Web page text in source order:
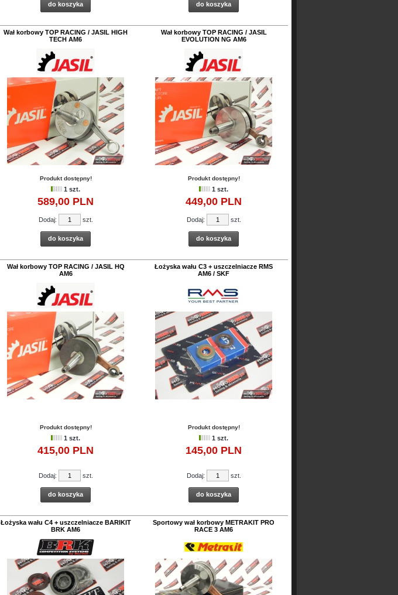
do koszyka do koszyka
Wał korbowy TOP RACING / JASIL HIGH
TECH AM6
Wał korbowy TOP RACING / JASIL
EVOLUTION NG AM6
Produkt dostępny!
1 szt.
589,00 PLN
Produkt dostępny!
1 szt.
449,00 PLN
Dodaj: szt.
do koszyka
Dodaj: szt.
do koszyka
Wał korbowy TOP RACING / JASIL HQ
AM6
Łożyska wału C3 + uszczelniacze RMS
AM6 / SKF
Produkt dostępny!
1 szt.
415,00 PLN
Produkt dostępny!
1 szt.
145,00 PLN
Dodaj: szt.
do koszyka
Dodaj: szt.
do koszyka
Łożyska wału C4 + uszczelniacze BARIKIT
BRK AM6
Sportowy wał korbowy METRAKIT PRO
RACE 3 AM6